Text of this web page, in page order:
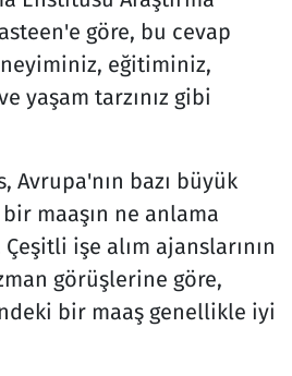
göre, bu cevap
eğitiminiz,
yaşam tarzınız gibi
Avrupa'nın bazı büyük
maaşın ne anlama
işe alım ajanslarının
görüşlerine göre,
bir maaş genellikle iyi